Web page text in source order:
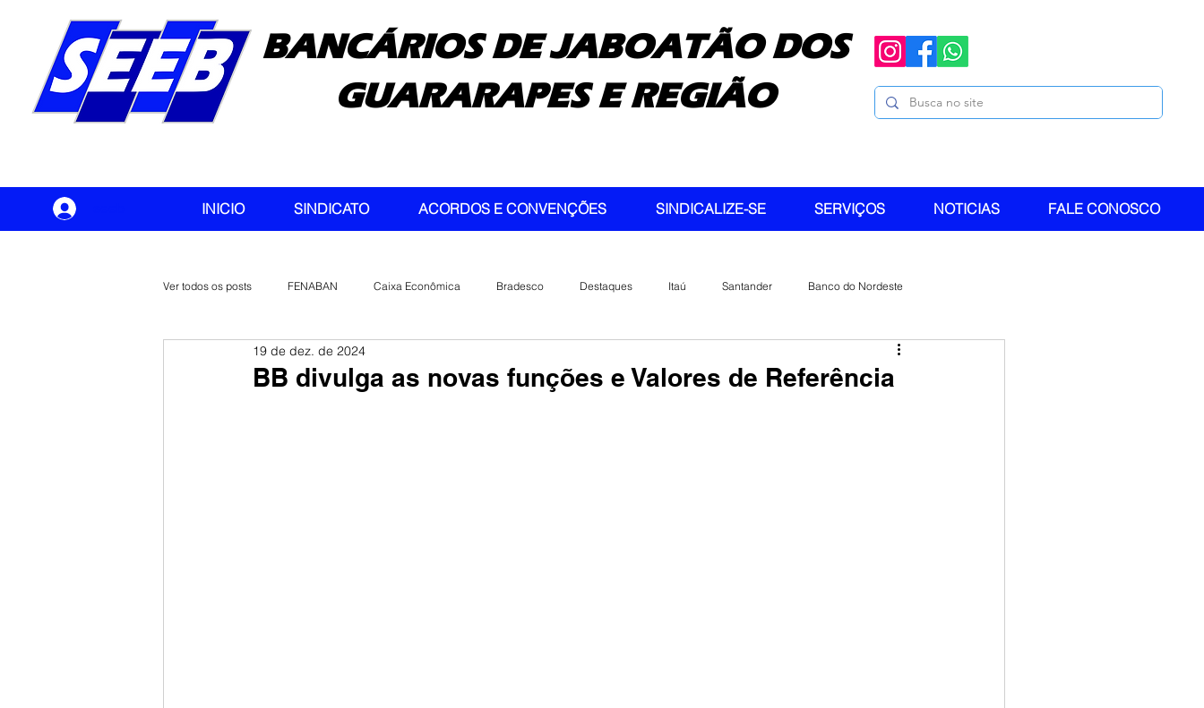
BANCÁRIOS DE JABOATÃO DOS
GUARARAPES E REGIÃO
INICIO SINDICATO ACORDOS E CONVENÇÕES SINDICALIZE-SE SERVIÇOS NOTICIAS FALE CONOSCO
Ver todos os posts FENABAN Caixa Econômica Bradesco Destaques Itaú Santander Banco do Nordeste
Banco do Brasil CONTEC
BB divulga as novas funções e Valores de Referência
19 de dez. de 2024